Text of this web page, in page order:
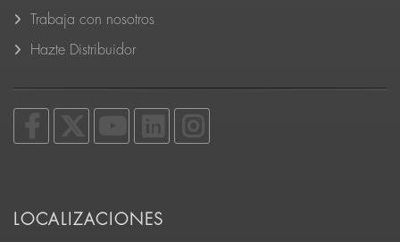
Trabaja con nosotros
Hazte Distribuidor
LOCALIZACIONES